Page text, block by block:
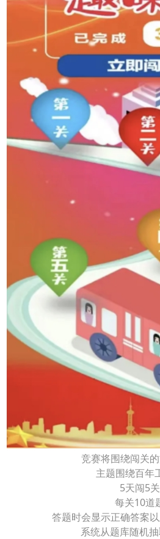
竞赛将围绕闯关
主题围绕百年
5天闯5关
每关10道
答题时会显示正确答案
系统从题库随机